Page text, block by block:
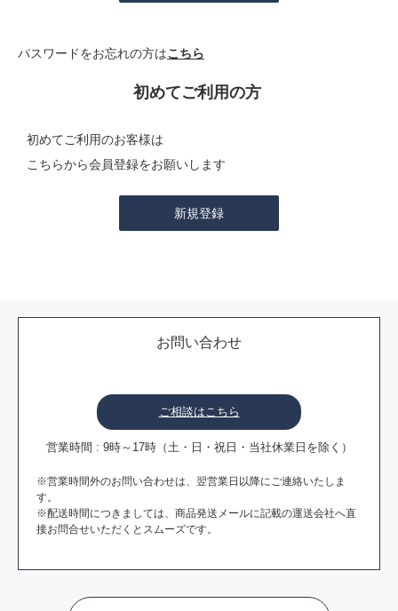
パスワードをお忘れの方はこちら
初めてご利用の方
初めてご利用のお客様は
こちらから会員登録をお願いします
お問い合わせ
ご相談はこちら
営業時間 : 9時～17時（土・日・祝日・当社休業日を除く）
※営業時間外のお問い合わせは、翌営業日以降にご連絡いたしま
す。
※配送時間につきましては、商品発送メールに記載の運送会社へ直
接お問合せいただくとスムーズです。